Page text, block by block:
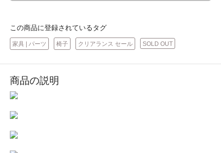
この商品に登録されているタグ
家具 | パーツ 椅子 クリアランス セール SOLD OUT
商品の説明